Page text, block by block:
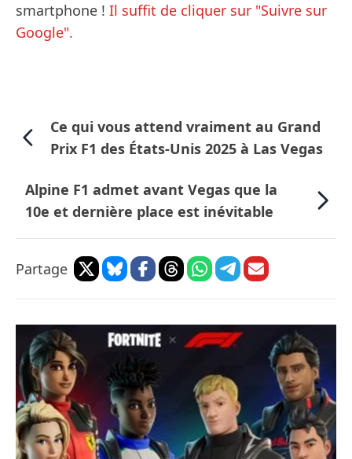
smartphone ! Il suffit de cliquer sur "Suivre sur
Google".
Ce qui vous attend vraiment au Grand
Prix F1 des États-Unis 2025 à Las Vegas
Alpine F1 admet avant Vegas que la
10e et dernière place est inévitable
Partage